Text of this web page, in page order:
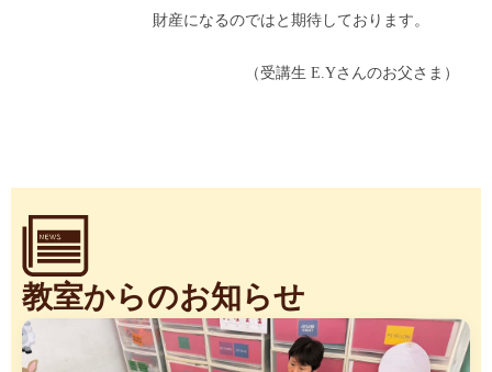
財産になるのではと期待しております。
（受講生 E.Yさんのお父さま）
教室からのお知らせ